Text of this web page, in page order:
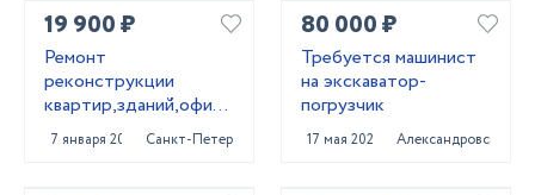
19 900 ₽
Ремонт
реконструкции
квартир,зданий,офисных
помещений
7 января 2022 Санкт-Петербург
80 000 ₽
Требуется машинист
на экскаватор-
погрузчик
17 мая 2023 Александровская